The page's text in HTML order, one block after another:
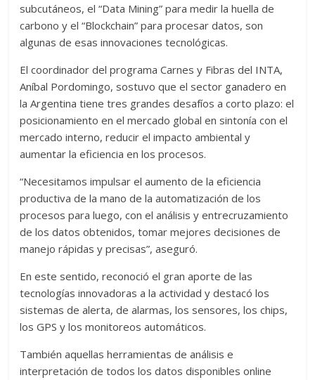
subcutáneos, el “Data Mining” para medir la huella de
carbono y el “Blockchain” para procesar datos, son
algunas de esas innovaciones tecnológicas.
El coordinador del programa Carnes y Fibras del INTA,
Aníbal Pordomingo, sostuvo que el sector ganadero en
la Argentina tiene tres grandes desafíos a corto plazo: el
posicionamiento en el mercado global en sintonía con el
mercado interno, reducir el impacto ambiental y
aumentar la eficiencia en los procesos.
“Necesitamos impulsar el aumento de la eficiencia
productiva de la mano de la automatización de los
procesos para luego, con el análisis y entrecruzamiento
de los datos obtenidos, tomar mejores decisiones de
manejo rápidas y precisas”, aseguró.
En este sentido, reconoció el gran aporte de las
tecnologías innovadoras a la actividad y destacó los
sistemas de alerta, de alarmas, los sensores, los chips,
los GPS y los monitoreos automáticos.
También aquellas herramientas de análisis e
interpretación de todos los datos disponibles online